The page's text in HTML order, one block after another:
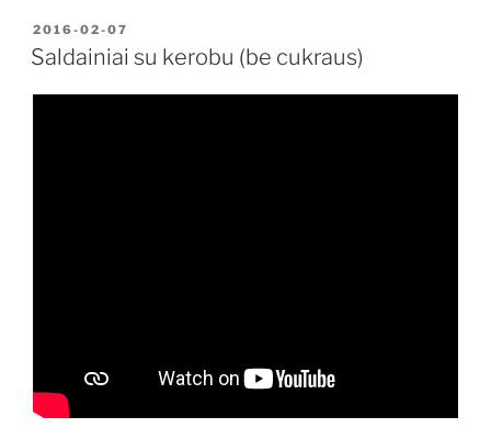
PASKELBTA
2016-02-07
Saldainiai su kerobu (be cukraus)